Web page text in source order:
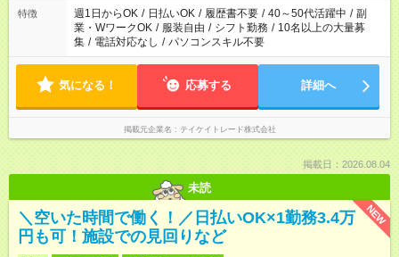
特徴 週1日からOK / 日払いOK / 履歴書不要 / 40～50代活躍中 / 副
業・WワークOK / 服装自由 / シフト勤務 / 10名以上の大量募
集 / 電話対応なし / パソコンスキル不要
気になる！ 応募する 詳細へ
掲載元企業名 テイケイトレード株式会社
掲載日：2026.08.04
未読
NEW
＼空いた時間で働く！／日払いOK×1勤務3.4万
円も可！施設での見回りなど